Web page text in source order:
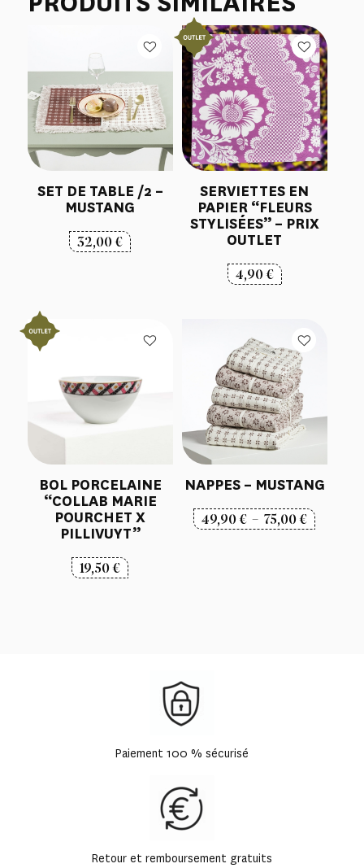
SET DE TABLE /2 –
MUSTANG
32,00€
SERVIETTES EN
PAPIER “FLEURS
STYLISÉES” – PRIX
OUTLET
4,90€
BOL PORCELAINE
“COLLAB MARIE
POURCHET X
PILLIVUYT”
19,50€
NAPPES – MUSTANG
49,90€ – 75,00€Plage
Paiement 100 % sécurisé
Retour et remboursement gratuits